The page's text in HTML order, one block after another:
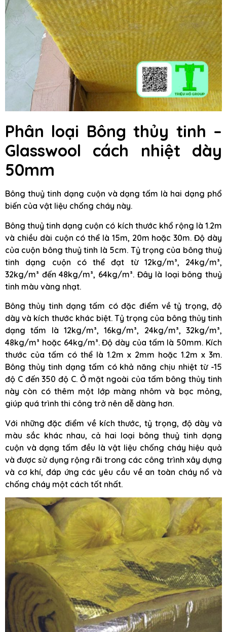
Phân loại Bông thủy tinh –
Glasswool cách nhiệt dày
50mm
Bông thuỷ tinh dạng cuộn và dạng tấm là hai dạng phổ
biến của vật liệu chống cháy này.
Bông thuỷ tinh dạng cuộn có kích thước khổ rộng là 1.2m
và chiều dài cuộn có thể là 15m, 20m hoặc 30m. Độ dày
của cuộn bông thuỷ tinh là 5cm. Tỷ trọng của bông thuỷ
tinh dạng cuộn có thể đạt từ 12kg/m³, 24kg/m³,
32kg/m³ đến 48kg/m³, 64kg/m³. Đây là loại bông thuỷ
tinh màu vàng nhạt.
Bông thủy tinh dạng tấm có đặc điểm về tỷ trọng, độ
dày và kích thước khác biệt. Tỷ trọng của bông thủy tinh
dạng tấm là 12kg/m³, 16kg/m³, 24kg/m³, 32kg/m³,
48kg/m³ hoặc 64kg/m³. Độ dày của tấm là 50mm. Kích
thước của tấm có thể là 1.2m x 2mm hoặc 1.2m x 3m.
Bông thủy tinh dạng tấm có khả năng chịu nhiệt từ -15
độ C đến 350 độ C. Ở mặt ngoài của tấm bông thủy tinh
này còn có thêm một lớp màng nhôm và bạc mỏng,
giúp quá trình thi công trở nên dễ dàng hơn.
Với những đặc điểm về kích thước, tỷ trọng, độ dày và
màu sắc khác nhau, cả hai loại bông thuỷ tinh dạng
cuộn và dạng tấm đều là vật liệu chống cháy hiệu quả
và được sử dụng rộng rãi trong các công trình xây dựng
và cơ khí, đáp ứng các yêu cầu về an toàn cháy nổ và
chống cháy một cách tốt nhất.